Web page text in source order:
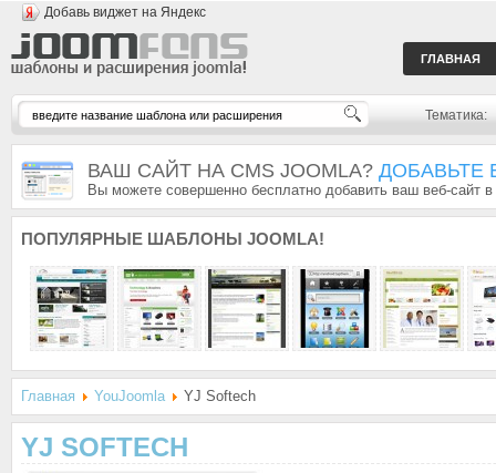
Добавь виджет на Яндекс
ГЛАВНАЯ
Тематика:
ВАШ САЙТ НА CMS JOOMLA? ДОБАВЬТЕ
Вы можете совершенно бесплатно добавить ваш веб-сайт
ПОПУЛЯРНЫЕ ШАБЛОНЫ JOOMLA!
Главная YouJoomla YJ Softech
YJ SOFTECH